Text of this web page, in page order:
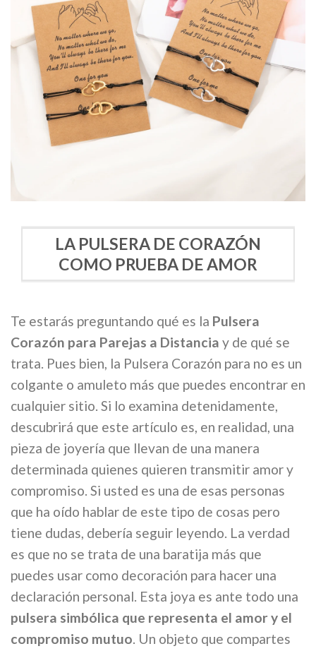
LA PULSERA DE CORAZÓN
COMO PRUEBA DE AMOR
Te estarás preguntando qué es la Pulsera
Corazón para Parejas a Distancia y de qué se
trata. Pues bien, la Pulsera Corazón para no es un
colgante o amuleto más que puedes encontrar en
cualquier sitio. Si lo examina detenidamente,
descubrirá que este artículo es, en realidad, una
pieza de joyería que llevan de una manera
determinada quienes quieren transmitir amor y
compromiso. Si usted es una de esas personas
que ha oído hablar de este tipo de cosas pero
tiene dudas, debería seguir leyendo. La verdad
es que no se trata de una baratija más que
puedes usar como decoración para hacer una
declaración personal. Esta joya es ante todo una
pulsera simbólica que representa el amor y el
compromiso mutuo. Un objeto que compartes